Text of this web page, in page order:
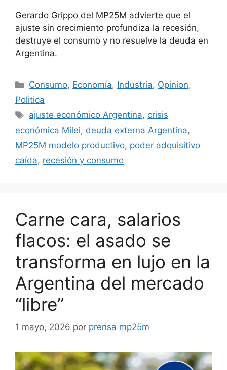
Gerardo Grippo del MP25M advierte que el
ajuste sin crecimiento profundiza la recesión,
destruye el consumo y no resuelve la deuda en
Argentina.
Consumo, Economía, Industria, Opinion,
Politica
ajuste económico Argentina, crisis
económica Milei, deuda externa Argentina,
MP25M modelo productivo, poder adquisitivo
caída, recesión y consumo
Carne cara, salarios
flacos: el asado se
transforma en lujo en la
Argentina del mercado
“libre”
1 mayo, 2026 por prensa mp25m